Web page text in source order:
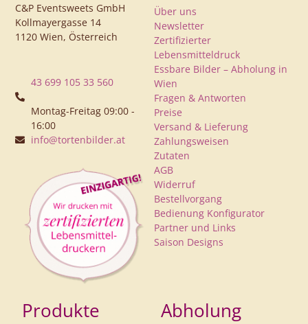
C&P Eventsweets GmbH
Kollmayergasse 14
1120 Wien, Österreich
43 699 105 33 560
Montag-Freitag 09:00 -
16:00
info@tortenbilder.at
Über uns
Newsletter
Zertifizierter
Lebensmitteldruck
Essbare Bilder – Abholung in
Wien
Fragen & Antworten
Preise
Versand & Lieferung
Zahlungsweisen
Zutaten
AGB
Widerruf
Bestellvorgang
Bedienung Konfigurator
Partner und Links
Saison Designs
Produkte Abholung